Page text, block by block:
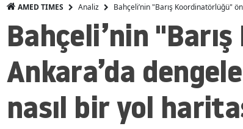
AMED TIMES Analiz Bahçeli’nin "Barış Koordinatörlüğü"
Bahçeli’nin
Ankara’da
nasıl bir yol